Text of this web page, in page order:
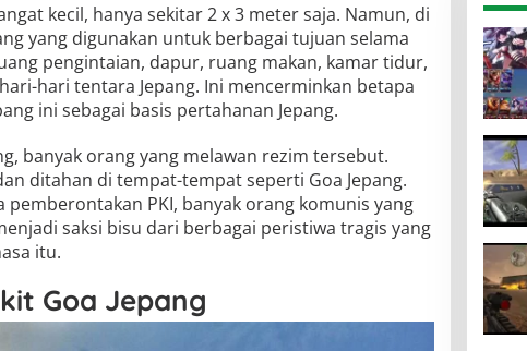
kecil, hanya sekitar 2 x 3 meter saja. Namun, di
yang digunakan untuk berbagai tujuan selama
pengintaian, dapur, ruang makan, kamar tidur,
hari tentara Jepang. Ini mencerminkan betapa
ini sebagai basis pertahanan Jepang.
banyak orang yang melawan rezim tersebut.
ditahan di tempat-tempat seperti Goa Jepang.
PKI, banyak orang komunis yang
saksi bisu dari berbagai peristiwa tragis yang
itu.
Goa Jepang